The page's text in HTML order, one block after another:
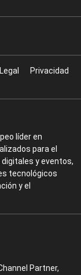
Privacidad
líder en
para el
y eventos,
tecnológicos
y el
Partner,